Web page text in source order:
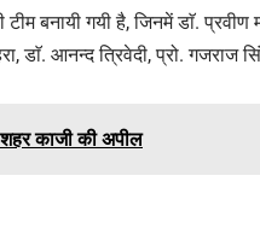
बनायी गयी है, जिनमें डाॅ. प्रवीण
डाॅ. आनन्द त्रिवेदी, प्रो. गजराज
काजी की अपील